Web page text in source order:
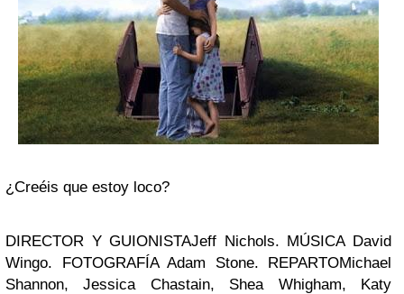
¿Creéis que estoy loco?
DIRECTOR Y GUIONISTAJeff Nichols. MÚSICA David
Wingo. FOTOGRAFÍA Adam Stone. REPARTOMichael
Shannon,Jessica Chastain, Shea Whigham, Katy